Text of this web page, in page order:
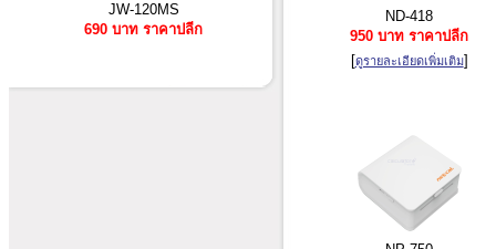
JW-120MS
690 บาท ราคาปลีก
ND-418
950 บาท ราคาปลีก
[ดูรายละเอียดเพิ่มเติม]